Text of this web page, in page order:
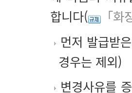
합니다(
「
먼저 발급받
경우는 제외)
변경사유를